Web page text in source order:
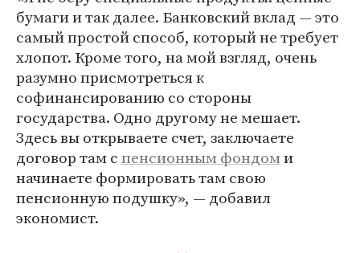
бумаги и так далее. Банковский вклад — это
самый простой способ, который не требует
хлопот. Кроме того, на мой взгляд, очень
разумно присмотреться к
софинансированию со стороны
государства. Одно другому не мешает.
Здесь вы открываете счет, заключаете
договор там спенсионным фондоми
начинаете формировать там свою
пенсионную подушку», — добавил
экономист.